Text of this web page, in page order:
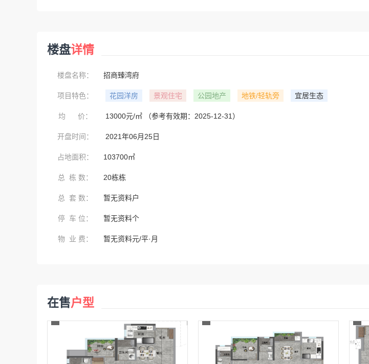
楼盘详情
楼盘名称： 招商臻湾府
项目特色： 花园洋房 景观住宅 公园地产 地铁/轻轨旁 宜居生态
均 价： 13000元/㎡ （参考有效期：2025-12-31）
开盘时间： 2021年06月25日
占地面积： 103700㎡
总 栋 数： 20栋栋
总 套 数： 暂无资料户
停 车 位： 暂无资料个
物 业 费： 暂无资料元/平·月
在售户型